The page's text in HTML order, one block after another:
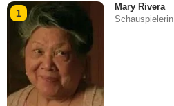
1
Mary Rivera
Schauspielerin